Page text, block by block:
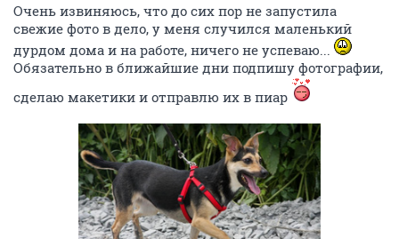
Очень извиняюсь, что до сих пор не запустила
свежие фото в дело, у меня случился маленький
дурдом дома и на работе, ничего не успеваю...
Обязательно в ближайшие дни подпишу фотографии,
сделаю макетики и отправлю их в пиар